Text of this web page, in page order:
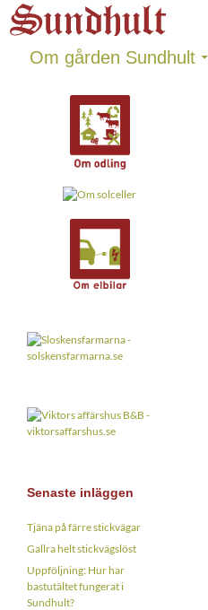
Hoppa
till
innehåll
Sundhults blogg
Sök
Om gården Sundhult
Senaste inläggen
Tjäna på färre stickvägar
Gallra helt stickvägslöst
Uppföljning: Hur har
bastutältet fungerat i
Sundhult?